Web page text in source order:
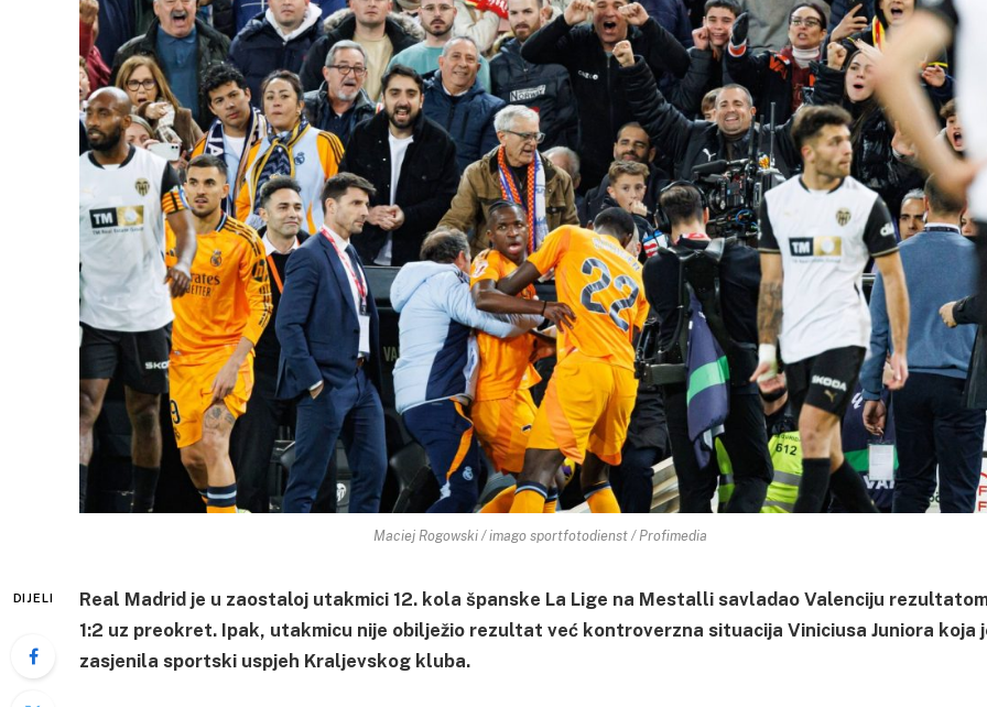
Maciej Rogowski / imago sportfotodienst / Profimedia
DIJELI
Real Madrid je u zaostaloj utakmici 12. kola španske La Lige na Mestalli savladao Valenciju
1:2 uz preokret. Ipak, utakmicu nije obilježio rezultat već kontroverzna situacija Viniciusa Juniora koja
zasjenila sportski uspjeh Kraljevskog kluba.